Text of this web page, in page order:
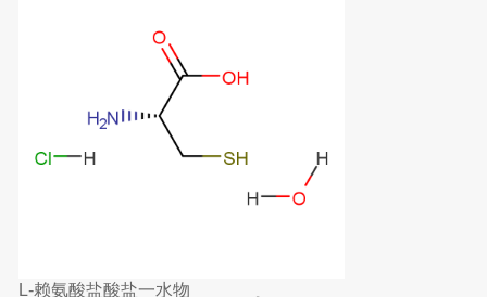
L-赖氨酸盐酸盐一水物